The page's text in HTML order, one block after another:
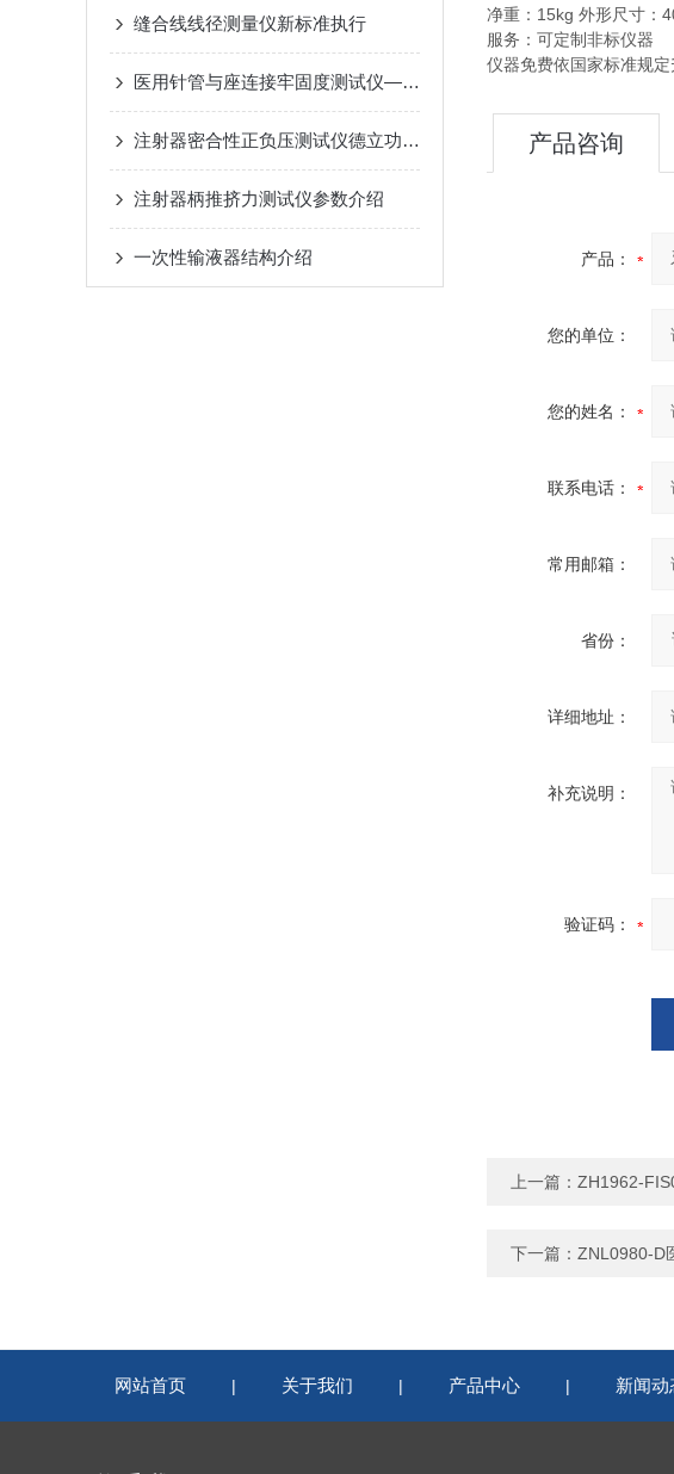
缝合线线径测量仪新标准执行
医用针管与座连接牢固度测试仪——实验步骤
注射器密合性正负压测试仪德立功厂家终身维护
注射器柄推挤力测试仪参数介绍
一次性输液器结构介绍
净重：15kg 外形尺寸：
服务：可定制非标仪器
仪器免费依国家标准规
产品咨询
产品：
您的单位：
您的姓名：
联系电话：
常用邮箱：
省份：
详细地址：
补充说明：
验证码：
上一篇： ZH1962-
下一篇： ZNL0980-D
网站首页 | 关于我们 | 产品中心 | 新闻动